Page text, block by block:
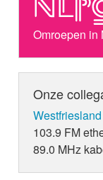
Omroepen in
Onze
103.9 FM
89.0 MHz